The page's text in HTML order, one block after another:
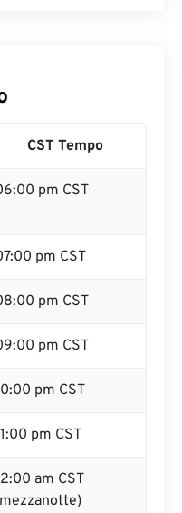
CST Tempo
pm CST
pm CST
pm CST
pm CST
pm CST
pm CST
am CST